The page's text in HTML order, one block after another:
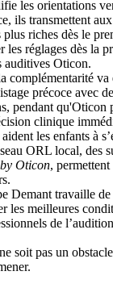
les orientations
ils transmettent
plus riches dès le
réglages dès la
auditives Oticon.
complémentarité
précoce avec
pendant qu'Oticon
clinique
les enfants à
ORL local, des
Oticon,
Demant travaille de
les meilleures
de
soit pas un